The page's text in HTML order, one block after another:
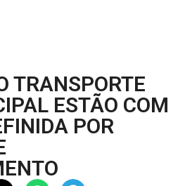
TRANSPORTE
ESTÃO COM
POR